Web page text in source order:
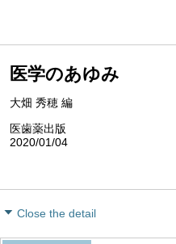
医学のあゆみ
大畑 秀穂 編
医歯薬出版
2020/01/04
Close the detail